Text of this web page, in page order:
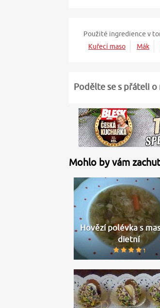
Použité ingredience v
Kuřecí maso
Mák
Podělte se s přáteli o
Mohlo by vám
Hovězí polévka s
dietní